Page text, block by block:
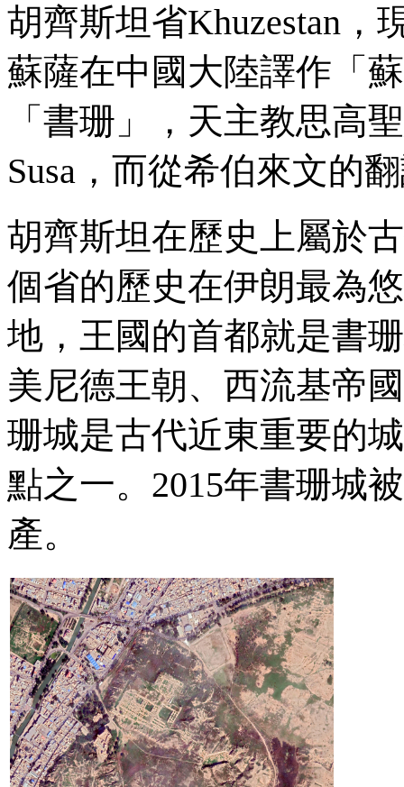
胡齊斯坦省Khuzestan ，
蘇薩在中國大陸譯作「
「書珊」，天主教思高
Susa ，而從希伯來文的
胡齊斯坦在歷史上屬於
個省的歷史在伊朗最為
地，王國的首都就是書
美尼德王朝、西流基帝
珊城是古代近東重要的
點之一。 2015年書珊城
產。